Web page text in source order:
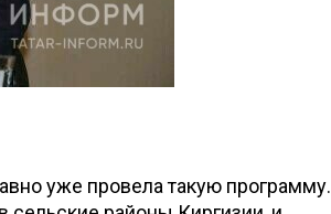
уже провела такую программу.